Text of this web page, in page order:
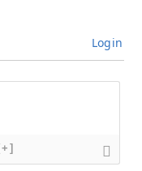
Login